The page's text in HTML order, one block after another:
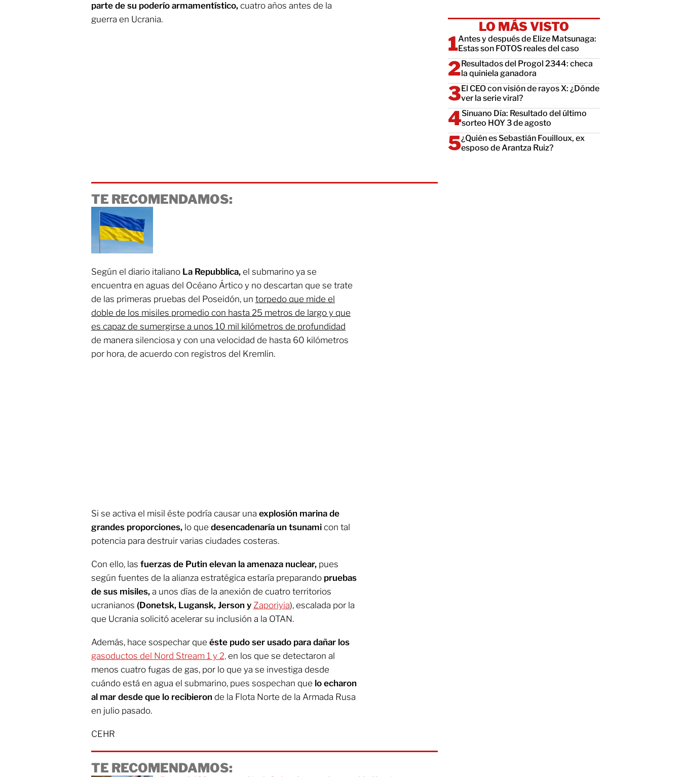
parte de su poderío armamentístico, cuatro años antes de la
guerra en Ucrania.
TE RECOMENDAMOS:
Según el diario italiano La Repubblica, el submarino ya se
encuentra en aguas del Océano Ártico y no descartan que se trate
de las primeras pruebas del Poseidón, un torpedo que mide el
doble de los misiles promedio con hasta 25 metros de largo y que
es capaz de sumergirse a unos 10 mil kilómetros de profundidad
de manera silenciosa y con una velocidad de hasta 60 kilómetros
por hora, de acuerdo con registros del Kremlin.
Si se activa el misil éste podría causar una explosión marina de
grandes proporciones, lo que desencadenaría un tsunami con tal
potencia para destruir varias ciudades costeras.
Con ello, las fuerzas de Putin elevan la amenaza nuclear, pues
según fuentes de la alianza estratégica estaría preparando pruebas
de sus misiles, a unos días de la anexión de cuatro territorios
ucranianos (Donetsk, Lugansk, Jerson y Zaporiyia), escalada por la
que Ucrania solicitó acelerar su inclusión a la OTAN.
Además, hace sospechar que éste pudo ser usado para dañar los
gasoductos del Nord Stream 1 y 2, en los que se detectaron al
menos cuatro fugas de gas, por lo que ya se investiga desde
cuándo está en agua el submarino, pues sospechan que lo echaron
al mar desde que lo recibieron de la Flota Norte de la Armada Rusa
en julio pasado.
CEHR
TE RECOMENDAMOS:
LO MÁS VISTO
Antes y después de Elize Matsunaga:
Estas son FOTOS reales del caso
Resultados del Progol 2344: checa
la quiniela ganadora
El CEO con visión de rayos X: ¿Dónde
ver la serie viral?
Sinuano Día: Resultado del último
sorteo HOY 3 de agosto
¿Quién es Sebastián Fouilloux, ex
esposo de Arantza Ruiz?